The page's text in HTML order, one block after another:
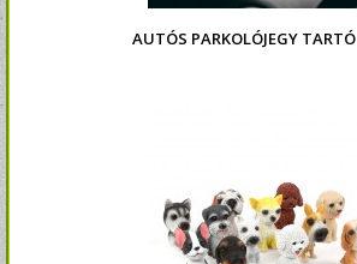
AUTÓS PARKOLÓJEGY TARTÓ